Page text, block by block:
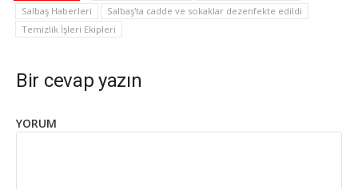
Salbaş Haberleri
Salbaş'ta cadde ve sokaklar dezenfekte edildi
Temizlik İşleri Ekipleri
Bir cevap yazın
YORUM